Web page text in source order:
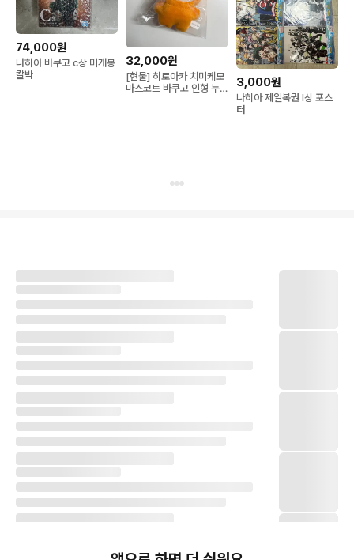
74,000원
나히아 바쿠고 c상 미개봉
칼박
32,000원
[현물] 히로아카 치미케모
마스코트 바쿠고 인형 누
3,000원
나히아 제일복권 I상 포스
터